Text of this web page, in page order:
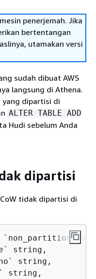
penerjemah. Jika
bertentangan
utamakan versi
sudah dibuat AWS
langsung di Athena.
yang dipartisi di
ALTER TABLE ADD
Hudi sebelum Anda
dipartisi
tidak dipartisi di
string,
string,
string,